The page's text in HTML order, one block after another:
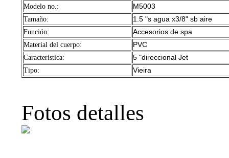
Modelo no.: M5003
Tamaño: 1.5 "s agua x3/8" sb aire
Función: Accesorios de spa
Material del cuerpo: PVC
Característica: 5 "direccional Jet
Tipo: Vieira
Fotos detalles